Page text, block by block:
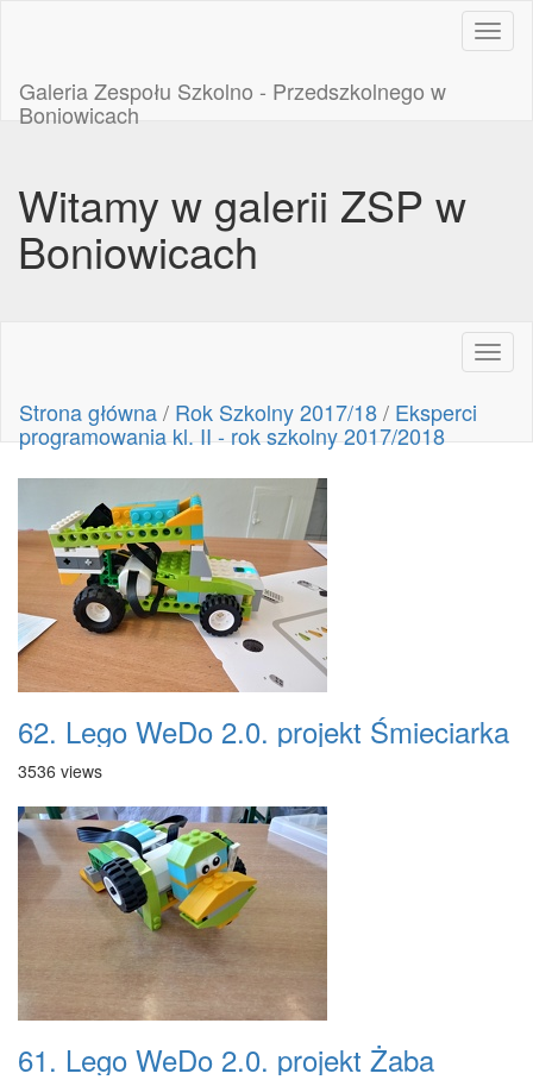
Galeria Zespołu Szkolno - Przedszkolnego w
Boniowicach
Witamy w galerii ZSP w
Boniowicach
Strona główna/ Rok Szkolny 2017/18/ Eksperci
programowania kl. II - rok szkolny 2017/2018
62. Lego WeDo 2.0. projekt Śmieciarka
3536 views
61. Lego WeDo 2.0. projekt Żaba